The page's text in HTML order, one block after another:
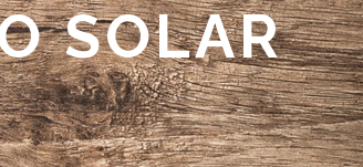
SOLAR